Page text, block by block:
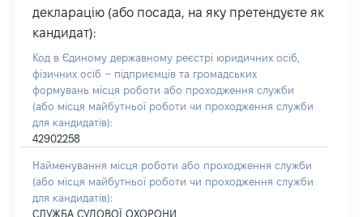
декларацію (або посада, на яку претендуєте як
кандидат):
Код в Єдиному державному реєстрі юридичних осіб,
фізичних осіб – підприємців та громадських
формувань місця роботи або проходження служби
(або місця майбутньої роботи чи проходження служби
для кандидатів):
42902258
Найменування місця роботи або проходження служби
(або місця майбутньої роботи чи проходження служби
для кандидатів):
СЛУЖБА СУДОВОЇ ОХОРОНИ